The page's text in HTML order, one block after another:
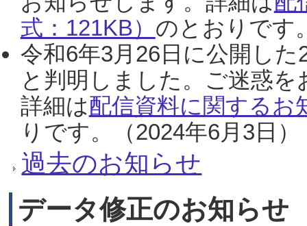
式：121KB） のとおりです
令和6年3月26日に公開し
と判明しました。ご迷惑
詳細は配信資料に関するお
りです。（2024年6月3日）
過去のお知らせ
データ修正のお知らせ